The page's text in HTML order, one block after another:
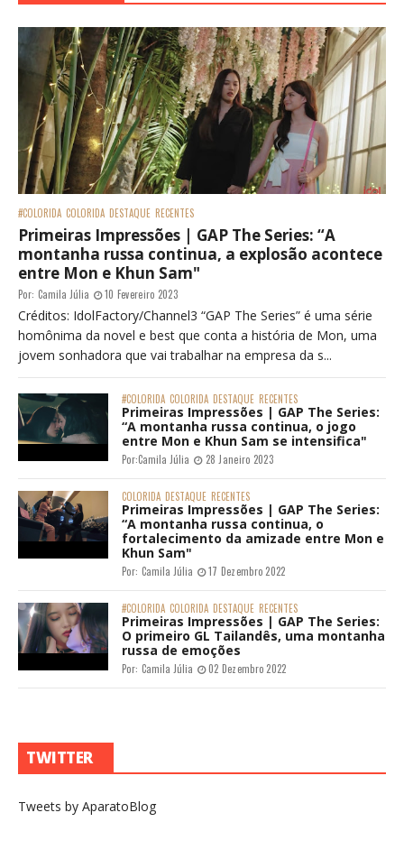
#COLORIDA COLORIDA DESTAQUE RECENTES
Primeiras Impressões | GAP The Series: “A
montanha russa continua, a explosão acontece
entre Mon e Khun Sam"
Por: Camila Júlia 10 Fevereiro 2023
Créditos: IdolFactory/Channel3 “GAP The Series” é uma série
homônima da novel e best que conta a história de Mon, uma
jovem sonhadora que vai trabalhar na empresa da s...
#COLORIDA COLORIDA DESTAQUE RECENTES
Primeiras Impressões | GAP The Series:
“A montanha russa continua, o jogo
entre Mon e Khun Sam se intensifica"
Por:Camila Júlia 28 Janeiro 2023
COLORIDA DESTAQUE RECENTES
Primeiras Impressões | GAP The Series:
“A montanha russa continua, o
fortalecimento da amizade entre Mon e
Khun Sam"
Por: Camila Júlia 17 Dezembro 2022
#COLORIDA COLORIDA DESTAQUE RECENTES
Primeiras Impressões | GAP The Series:
O primeiro GL Tailandês, uma montanha
russa de emoções
Por: Camila Júlia 02 Dezembro 2022
TWITTER
Tweets by AparatoBlog